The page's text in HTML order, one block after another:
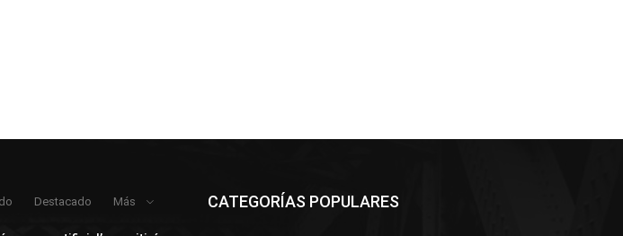
Destacado Más CATEGORÍAS POPULARES